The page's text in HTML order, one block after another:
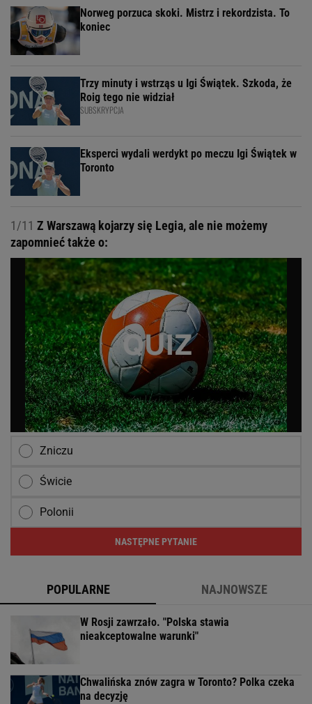
Norweg porzuca skoki. Mistrz i rekordzista. To
koniec
Trzy minuty i wstrząs u Igi Świątek. Szkoda, że
Roig tego nie widział
SUBSKRYPCJA
Eksperci wydali werdykt po meczu Igi Świątek w
Toronto
1/11 Z Warszawą kojarzy się Legia, ale nie możemy
zapomnieć także o:
Zniczu
Świcie
Polonii
NASTĘPNE PYTANIE
POPULARNE NAJNOWSZE
W Rosji zawrzało. "Polska stawia
nieakceptowalne warunki"
Chwalińska znów zagra w Toronto? Polka czeka
na decyzję